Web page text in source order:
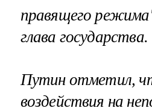
правящего
глава государства.
Путин отметил,
воздействия на